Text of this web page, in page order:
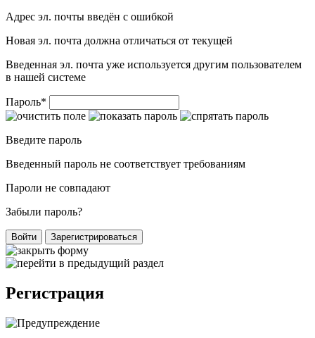
Адрес эл. почты введён с ошибкой
Новая эл. почта должна отличаться от текущей
Введенная эл. почта уже используется другим пользователем
в нашей системе
Пароль*
Введите пароль
Введенный пароль не соответствует требованиям
Пароли не совпадают
Забыли пароль?
Войти Зарегистрироваться
Регистрация